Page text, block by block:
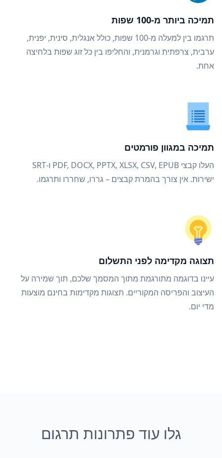
תמיכה ביותר מ-100 שפות
תרגמו בין למעלה מ-100 שפות, כולל אנגלית, סינית, יפנית,
ערבית, צרפתית וגרמנית, והחליפו בין כל זוג שפות בלחיצה
אחת.
תמיכה במגוון פורמטים
העלו קבצי PDF, DOCX, PPTX, XLSX, CSV, EPUB ו-SRT
ישירות. אין צורך בהמרת קבצים – גררו, שחררו ותרגמו.
תצוגה מקדימה לפני התשלום
עיינו בדוגמה מתורגמת מתוך המסמך שלכם, תוך שמירה על
העיצוב והפריסה המקוריים. תצוגות מקדימות בחינם מוצעות
מדי יום.
גלו עוד פתרונות תרגום